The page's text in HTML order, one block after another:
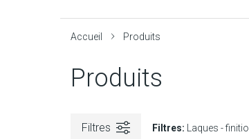
Accueil Produits
Produits
Filtres Filtres: Laques -